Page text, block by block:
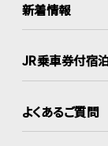
新着情報
JR乗車券付宿
よくあるご質問